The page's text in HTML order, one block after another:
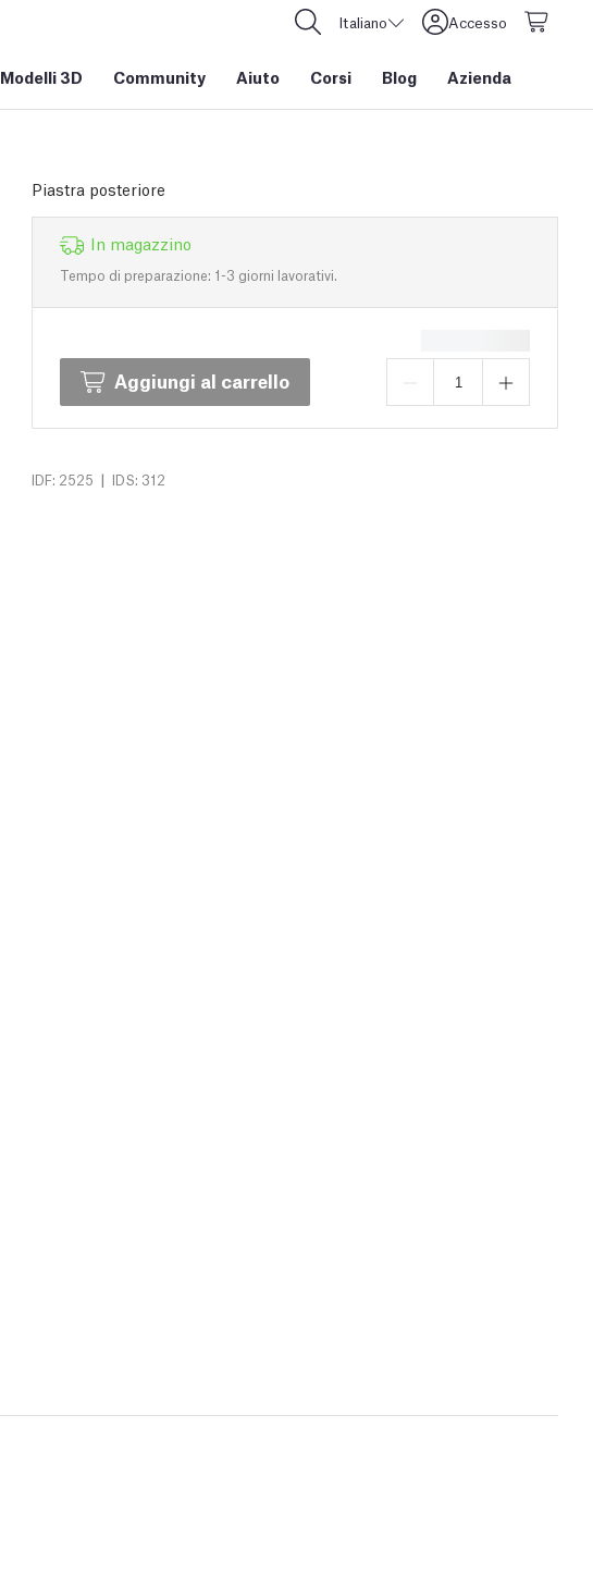
Italiano Accesso
Modelli 3D Community Aiuto Corsi Blog Azienda
Piastra posteriore
In magazzino
Tempo di preparazione: 1-3 giorni lavorativi.
Aggiungi al carrello
IDF: 2525 | IDS: 312